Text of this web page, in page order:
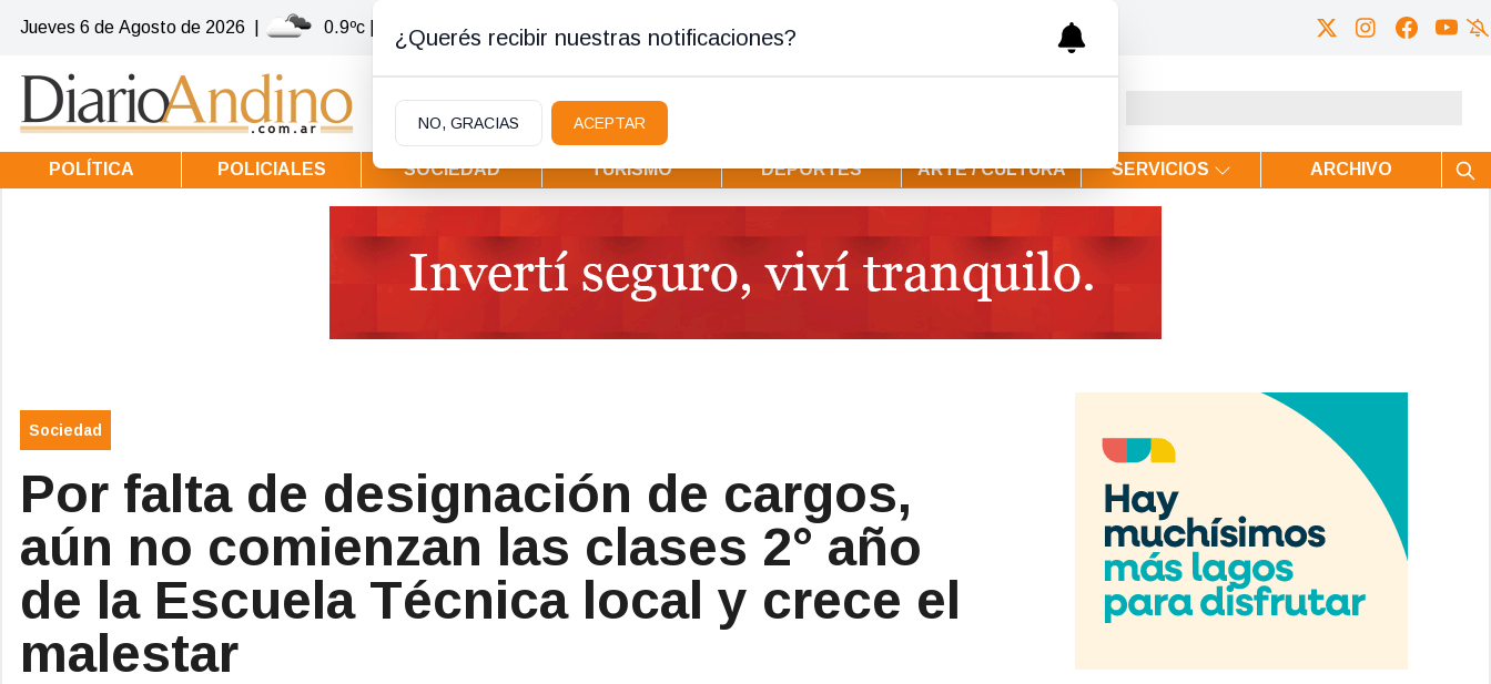
Jueves 6 de Agosto de 2026 0.9ºc | Villa la Angostura
POLÍTICA POLICIALES SOCIEDAD TURISMO DEPORTES ARTE / CULTURA SERVICIOS ARCHIVO
Sociedad
Por falta de designación de cargos,
aún no comienzan las clases 2° año
de la Escuela Técnica local y crece el
malestar
¿Querés recibir nuestras notificaciones?
NO, GRACIAS ACEPTAR